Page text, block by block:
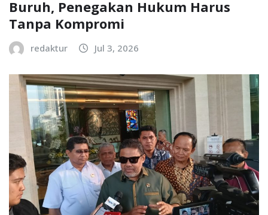
Buruh, Penegakan Hukum Harus
Tanpa Kompromi
redaktur Jul 3, 2026